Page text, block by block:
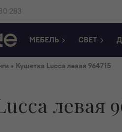
283
МЕБЕЛЬ СВЕТ
• Кушетка Lucca левая 964715
левая